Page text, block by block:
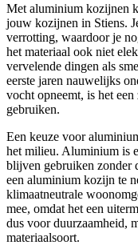
Met aluminium kozijnen
jouw kozijnen in Stiens.
verrotting, waardoor je
het materiaal ook niet
vervelende dingen als
eerste jaren nauwelijks
vocht opneemt, is het
gebruiken.
Een keuze voor
het milieu. Aluminium is
blijven gebruiken zonder
een aluminium kozijn te
klimaatneutrale
mee, omdat het een
dus voor duurzaamheid,
materiaalsoort.